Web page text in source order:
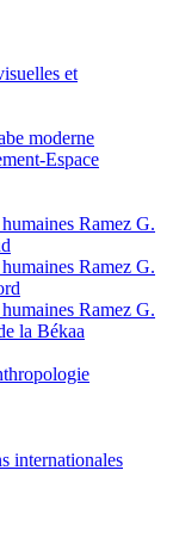
et
moderne
Espace
Ramez G.
Ramez G.
Ramez G.
la Békaa
internationales